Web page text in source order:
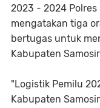
2023 - 2024 Polres
mengatakan tiga
bertugas untuk
Kabupaten
"Logistik Pemilu
Kabupaten